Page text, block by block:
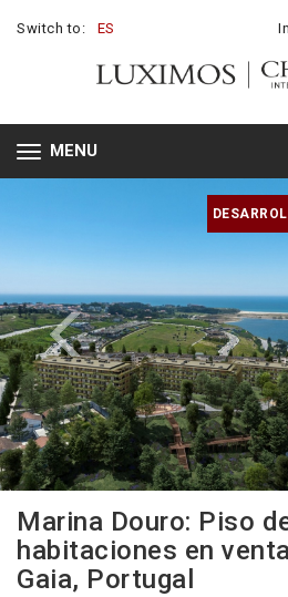
Switch to: ES
Toggle
navigation
MENU
Marina Douro: Piso
habitaciones en
Gaia, Portugal